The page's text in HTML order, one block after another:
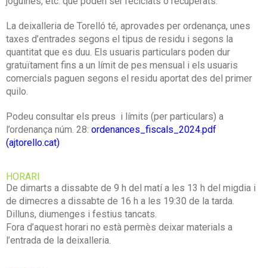
La deixalleria de Torelló té, aprovades per ordenança, unes
taxes d’entrades segons el tipus de residu i segons la
quantitat que es duu. Els usuaris particulars poden dur
gratuïtament fins a un límit de pes mensual i els usuaris
comercials paguen segons el residu aportat des del primer
quilo.
Podeu consultar els preus i límits (per particulars) a
l’ordenança núm. 28: ordenances_fiscals_2024.pdf
(ajtorello.cat)
HORARI
De dimarts a dissabte de 9 h del matí a les 13 h del migdia i
de dimecres a dissabte de 16 h a les 19:30 de la tarda.
Dilluns, diumenges i festius tancats.
Fora d’aquest horari no està permès deixar materials a
l’entrada de la deixalleria.